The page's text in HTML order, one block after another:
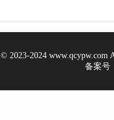
© 2023-2024 www.qcypw.com
备案号